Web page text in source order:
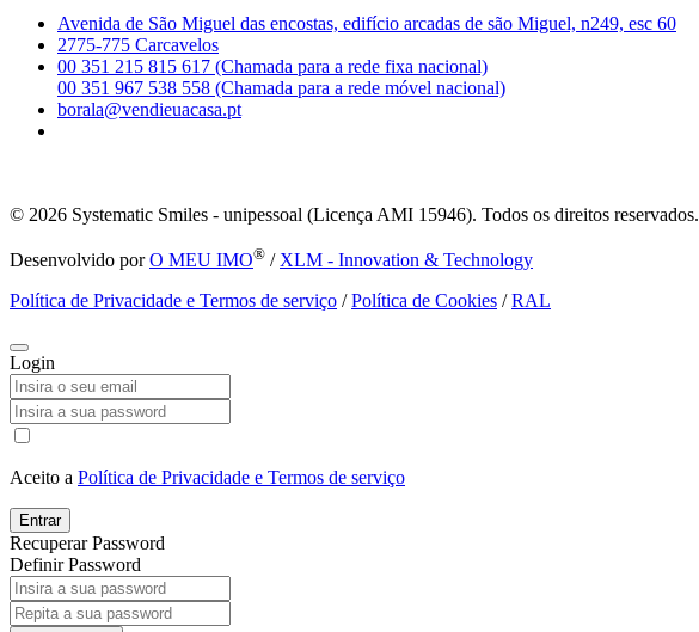
Avenida de São Miguel das encostas, edifício arcadas de são Miguel, n249, esc 60
2775-775 Carcavelos
00 351 215 815 617 (Chamada para a rede fixa nacional)
00 351 967 538 558 (Chamada para a rede móvel nacional)
borala@vendieuacasa.pt
© 2026 Systematic Smiles - unipessoal (Licença AMI 15946). Todos os direitos reservados.
Desenvolvido porO MEU IMO® / XLM - Innovation & Technology
Política de Privacidade e Termos de serviço /Política de Cookies /RAL
Login
Aceito a Política de Privacidade e Termos de serviço
Entrar
Recuperar Password
Definir Password